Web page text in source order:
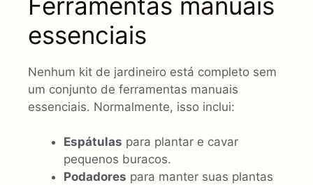
essenciais
Nenhum kit de jardineiro está completo sem
um conjunto de ferramentas manuais
essenciais. Normalmente, isso inclui:
Espátulas para plantar e cavar
pequenos buracos.
Podadores para manter suas plantas